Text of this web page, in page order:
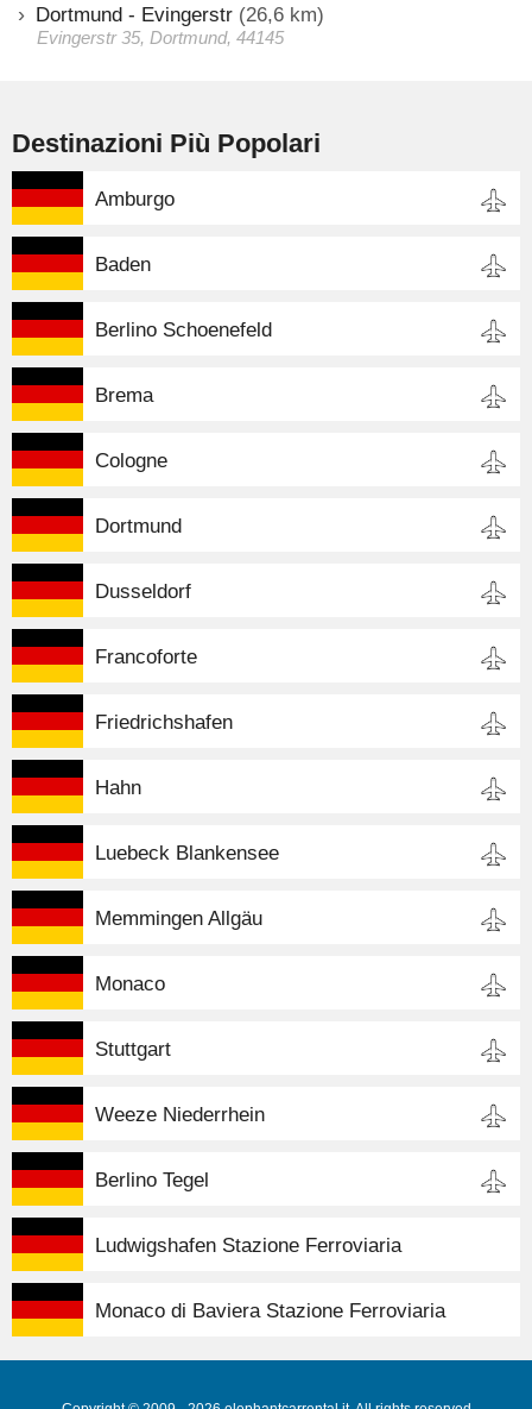
Dortmund - Evingerstr (26,6 km)
Evingerstr 35, Dortmund, 44145
Destinazioni Più Popolari
Amburgo
Baden
Berlino Schoenefeld
Brema
Cologne
Dortmund
Dusseldorf
Francoforte
Friedrichshafen
Hahn
Luebeck Blankensee
Memmingen Allgäu
Monaco
Stuttgart
Weeze Niederrhein
Berlino Tegel
Ludwigshafen Stazione Ferroviaria
Monaco di Baviera Stazione Ferroviaria